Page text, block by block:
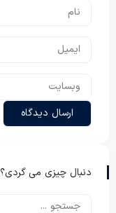
دنبال چیزی می گردی؟